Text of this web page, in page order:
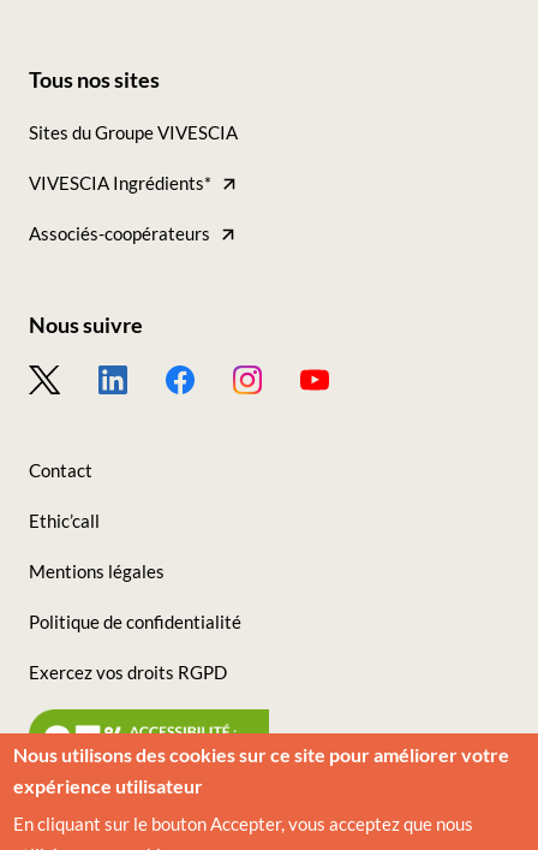
Nous utilisons des cookies sur ce site pour améliorer votre
expérience utilisateur
En cliquant sur le bouton Accepter, vous acceptez que nous
Tous
nos
Tous nos sites
Sites du Groupe VIVESCIA
VIVESCIA Ingrédients*
Associés-coopérateurs
-
suivre
Nous suivre
Contact
Ethic’call
Mentions légales
Politique de confidentialité
Exercez vos droits RGPD
© VIVESCIA 2026